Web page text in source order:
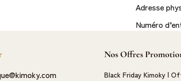
Adresse
Numéro
Nos Offres
Black Friday Kimoky |